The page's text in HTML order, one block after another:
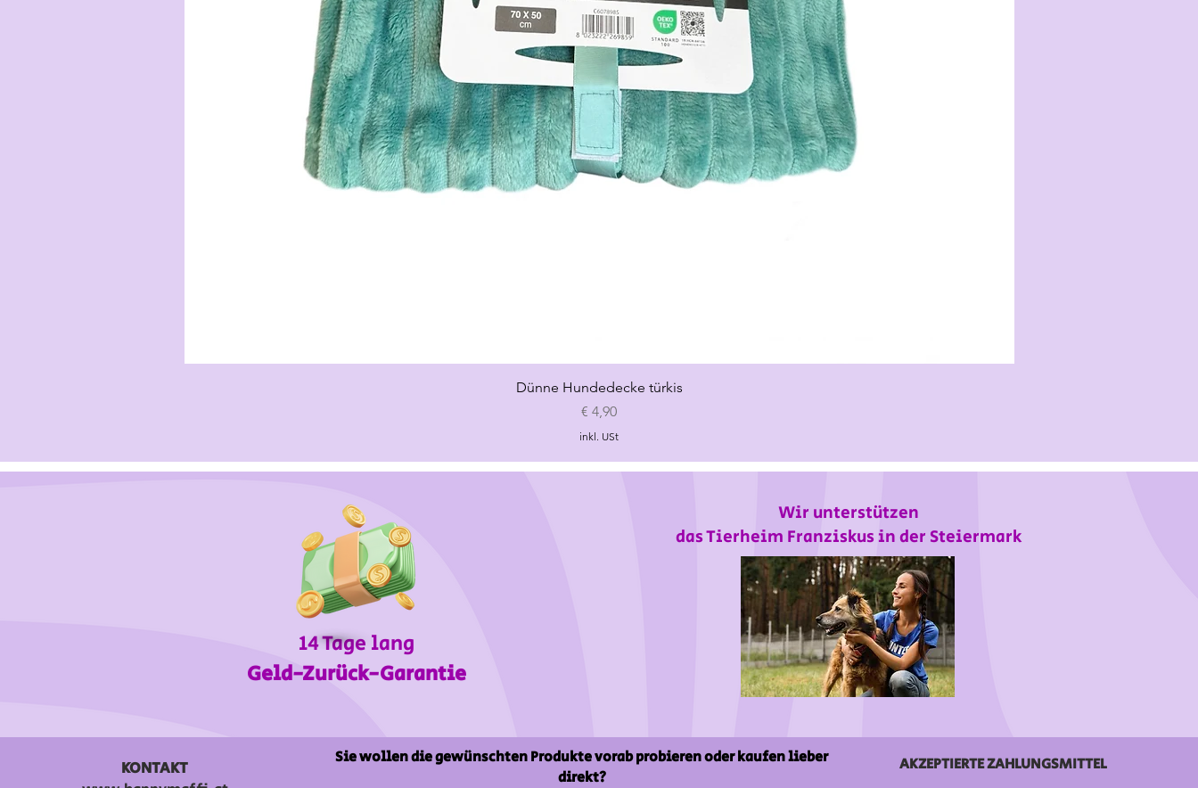
Schnellansicht
Dünne Hundedecke türkis
Preis
€ 4,90
inkl. USt
14 Tage lang
Geld-Zurück-Garantie
Wir unterstützen
das Tierheim Franziskus in der Steiermark
KONTAKT
Sie wollen die gewünschten Produkte vorab probieren oder kaufen lieber
direkt?
AKZEPTIERTE ZAHLUNGSMITTEL